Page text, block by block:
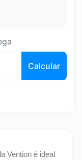
Calcular
Vention é ideal